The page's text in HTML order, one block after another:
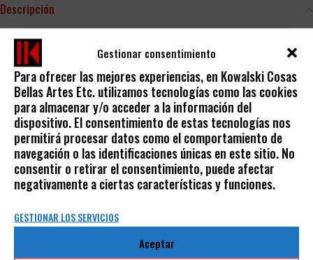
Gestionar consentimiento
Para ofrecer las mejores experiencias, en Kowalski Cosas
Bellas Artes Etc. utilizamos tecnologías como las cookies
para almacenar y/o acceder a la información del
dispositivo. El consentimiento de estas tecnologías nos
permitirá procesar datos como el comportamiento de
navegación o las identificaciones únicas en este sitio. No
consentir o retirar el consentimiento, puede afectar
negativamente a ciertas características y funciones.
GESTIONAR LOS SERVICIOS
Aceptar
Descripción
GOUACHE SOBRE PAPEL REF.:
0000000180924/04
Pintura en formato pequeño 12×12 cm realizada con la técnica
gouache sobre papel
de la prestigiosa marca Sennelier.
GOUACHE EXTRAFINO DE SENEÑLIER
Si desea recibir la obra enmarcada, póngase en contacto con